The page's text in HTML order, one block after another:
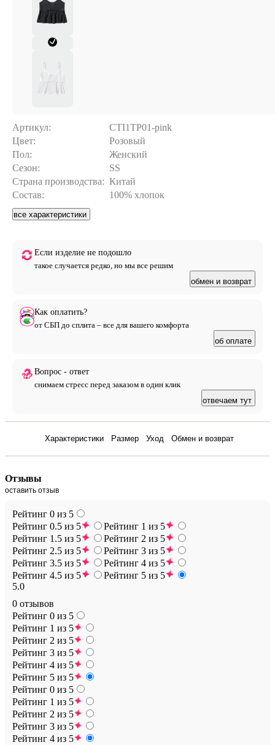
Артикул:
CTI1TP01-pink
Цвет:
Розовый
Пол:
Женский
Сезон:
SS
Страна производства: Китай
Состав:
100% хлопок
все характеристики
Если изделие не подошло
такое случается редко, но мы все решим
обмен и возврат
Как оплатить?
от СБП до сплита – все для вашего комфорта
об оплате
Вопрос - ответ
снимаем стресс перед заказом в один клик
отвечаем тут
Характеристики Размер Уход Обмен и возврат
Отзывы
оставить отзыв
Рейтинг 0 из 5
Рейтинг 0.5 из 5
Рейтинг 1 из 5
Рейтинг 1.5 из 5
Рейтинг 2 из 5
Рейтинг 2.5 из 5
Рейтинг 3 из 5
Рейтинг 3.5 из 5
Рейтинг 4 из 5
Рейтинг 4.5 из 5
Рейтинг 5 из 5
5.0
0 отзывов
Рейтинг 0 из 5
Рейтинг 1 из 5
Рейтинг 2 из 5
Рейтинг 3 из 5
Рейтинг 4 из 5
Рейтинг 5 из 5
Рейтинг 0 из 5
Рейтинг 1 из 5
Рейтинг 2 из 5
Рейтинг 3 из 5
Рейтинг 4 из 5